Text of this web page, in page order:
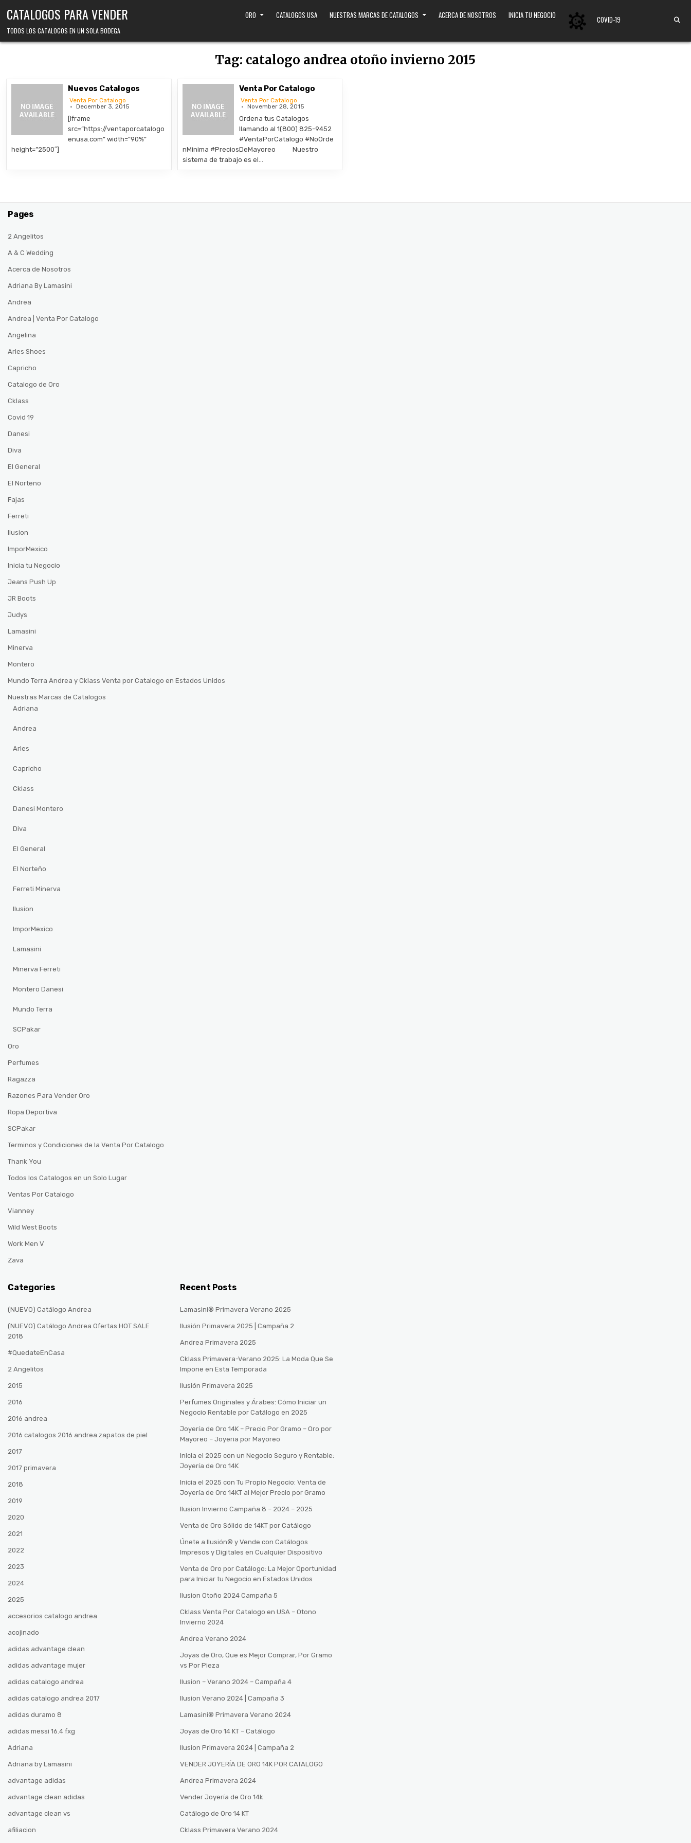
CATALOGOS PARA VENDER
TODOS LOS CATALOGOS EN UN SOLA BODEGA
ORO CATALOGOS USA NUESTRAS MARCAS DE CATALOGOS ACERCA DE NOSOTROS INICIA TU NEGOCIO COVID-19
Tag: catalogo andrea otoño invierno 2015
Nuevos Catalogos
Venta Por Catalogo
December 3, 2015
[iframe
src=”https://ventaporcatalogo
enusa.com” width=”90%”
height=”2500″]
Venta Por Catalogo
Venta Por Catalogo
November 28, 2015
Ordena tus Catalogos
llamando al 1(800) 825-9452
#VentaPorCatalogo #NoOrde
nMinima #PreciosDeMayoreo Nuestro
sistema de trabajo es el…
Pages
2 Angelitos
A & C Wedding
Acerca de Nosotros
Adriana By Lamasini
Andrea
Andrea | Venta Por Catalogo
Angelina
Arles Shoes
Capricho
Catalogo de Oro
Cklass
Covid 19
Danesi
Diva
El General
El Norteno
Fajas
Ferreti
Ilusion
ImporMexico
Inicia tu Negocio
Jeans Push Up
JR Boots
Judys
Lamasini
Minerva
Montero
Mundo Terra Andrea y Cklass Venta por Catalogo en Estados Unidos
Nuestras Marcas de Catalogos
Adriana
Andrea
Arles
Capricho
Cklass
Danesi Montero
Diva
El General
El Norteño
Ferreti Minerva
Ilusion
ImporMexico
Lamasini
Minerva Ferreti
Montero Danesi
Mundo Terra
SCPakar
Oro
Perfumes
Ragazza
Razones Para Vender Oro
Ropa Deportiva
SCPakar
Terminos y Condiciones de la Venta Por Catalogo
Thank You
Todos los Catalogos en un Solo Lugar
Ventas Por Catalogo
Vianney
Wild West Boots
Work Men V
Zava
Categories
(NUEVO) Catálogo Andrea
(NUEVO) Catálogo Andrea Ofertas HOT SALE
2018
#QuedateEnCasa
2 Angelitos
2015
2016
2016 andrea
2016 catalogos 2016 andrea zapatos de piel
2017
2017 primavera
2018
2019
2020
2021
2022
2023
2024
2025
accesorios catalogo andrea
acojinado
adidas advantage clean
adidas advantage mujer
adidas catalogo andrea
adidas catalogo andrea 2017
adidas duramo 8
adidas messi 16.4 fxg
Adriana
Adriana by Lamasini
advantage adidas
advantage clean adidas
advantage clean vs
afiliacion
Recent Posts
Lamasini® Primavera Verano 2025
Ilusión Primavera 2025 | Campaña 2
Andrea Primavera 2025
Cklass Primavera-Verano 2025: La Moda Que Se
Impone en Esta Temporada
Ilusión Primavera 2025
Perfumes Originales y Árabes: Cómo Iniciar un
Negocio Rentable por Catálogo en 2025
Joyería de Oro 14K – Precio Por Gramo – Oro por
Mayoreo – Joyeria por Mayoreo
Inicia el 2025 con un Negocio Seguro y Rentable:
Joyería de Oro 14K
Inicia el 2025 con Tu Propio Negocio: Venta de
Joyería de Oro 14KT al Mejor Precio por Gramo
Ilusion Invierno Campaña 8 – 2024 – 2025
Venta de Oro Sólido de 14KT por Catálogo
Únete a Ilusión® y Vende con Catálogos
Impresos y Digitales en Cualquier Dispositivo
Venta de Oro por Catálogo: La Mejor Oportunidad
para Iniciar tu Negocio en Estados Unidos
Ilusion Otoño 2024 Campaña 5
Cklass Venta Por Catalogo en USA – Otono
Invierno 2024
Andrea Verano 2024
Joyas de Oro, Que es Mejor Comprar, Por Gramo
vs Por Pieza
Ilusion – Verano 2024 – Campaña 4
Ilusion Verano 2024 | Campaña 3
Lamasini®️ Primavera Verano 2024
Joyas de Oro 14 KT – Catálogo
Ilusion Primavera 2024 | Campaña 2
VENDER JOYERÍA DE ORO 14K POR CATALOGO
Andrea Primavera 2024
Vender Joyería de Oro 14k
Catálogo de Oro 14 KT
Cklass Primavera Verano 2024